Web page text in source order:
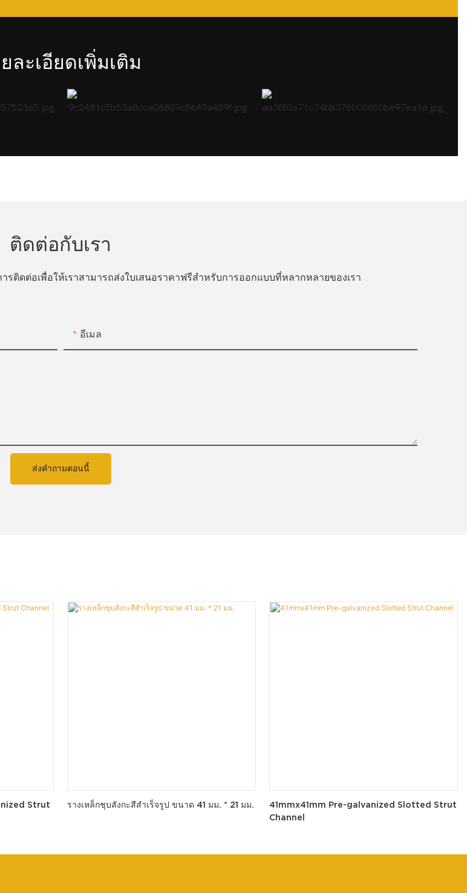
ละเอียดเพิ่มเติม
ติดต่อกับเรา
ติดต่อเพื่อให้เราสามารถส่งใบเสนอราคาฟรีสำหรับการออกแบบที่หลากหลายของเรา
อีเมล
ส่งคำถามตอนนี้
Strut
รางเหล็กชุบสังกะสีสำเร็จรูป ขนาด 41 มม. * 21 มม.
41mmx41mm Pre-galvanized Slotted Strut
Channel